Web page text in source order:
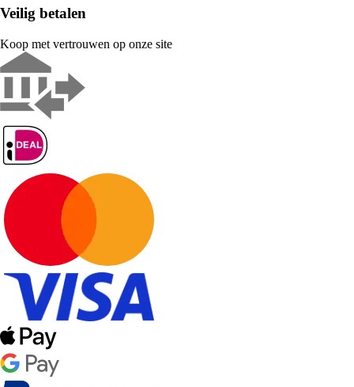
Veilig betalen
Koop met vertrouwen op onze site